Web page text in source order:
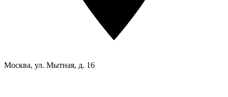
Москва, ул. Мытная, д. 16